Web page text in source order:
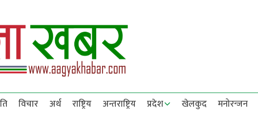
विचार अर्थ राष्ट्रिय अन्तराष्ट्रिय प्रदेश खेलकुद मनोरन्जन